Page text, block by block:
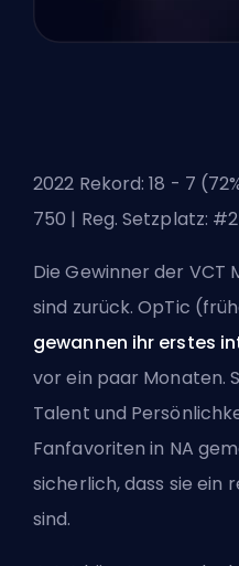
2022 Rekord: 18 - 7
750 | Reg. Setzplatz: #2
Die Gewinner der VCT
sind zurück. OpTic
gewannen ihr erstes
vor ein paar Monaten.
Talent und
Fanfavoriten in NA
sicherlich, dass sie ein
sind.